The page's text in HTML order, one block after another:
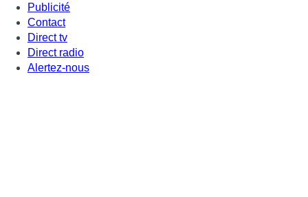
Publicité
Contact
Direct tv
Direct radio
Alertez-nous